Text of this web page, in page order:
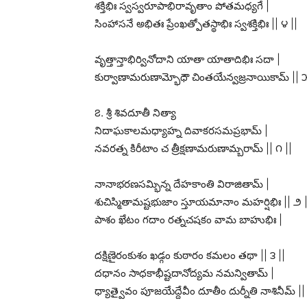
శక్తిభిః స్వస్వరూపాభిరావృతాం పోతమధ్యగే |
సింహాసనే అభితః ప్రేంఖత్పోతస్థాభిః స్వశక్తిభిః || ౪ ||
వృత్తాన్తాభిర్వినోదాని యాతా యాతాదిభిః సదా |
కుర్వాణామరుణామ్భోధౌ చింతయేన్వజ్రనాయికామ్ || ౫
౭. శ్రీ శివదూతీ నిత్యా
నిదాఘకాలమధ్యాహ్న దివాకరసమప్రభామ్ |
నవరత్న కిరీటాం చ త్రీక్షణామరుణామ్బరామ్ || ౧ ||
నానాభరణసమ్భిన్న దేహకాంతి విరాజితామ్ |
శుచిస్మితామష్టభుజాం స్తూయమానాం మహర్షిభిః || ౨ ||
పాశం ఖేటం గదాం రత్నచషకం వామ బాహుభిః |
దక్షిణైరంకుశం ఖడ్గం కుఠారం కమలం తథా || ౩ ||
దధానం సాధకాభీష్టదానోద్యమ నమన్వితామ్ |
ధ్యాత్వైవం పూజయేద్దేవీం దూతీం దుర్నీతి నాశినీమ్ ||